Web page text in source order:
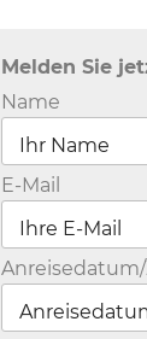
Melden Sie
Name
E-Mail